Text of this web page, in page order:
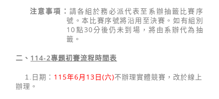
注意事項： 請各組於務必派代表至系辦抽籤比賽序
號。本比賽序號將沿用至決賽。如有組別
10點30分後仍未到場，將由系辦代為抽
籤。
二、 114-2專題初賽流程時間表
1. 日期： 115年6月 13日(六)不辦理實體競賽，改於線上
辦理。